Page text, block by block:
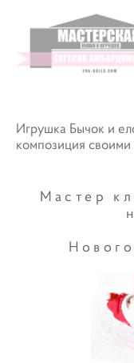
Игрушка Бычок и
композиция своими
Мастер